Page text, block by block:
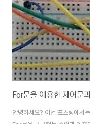
안녕하세요? 이번 포스팅에서